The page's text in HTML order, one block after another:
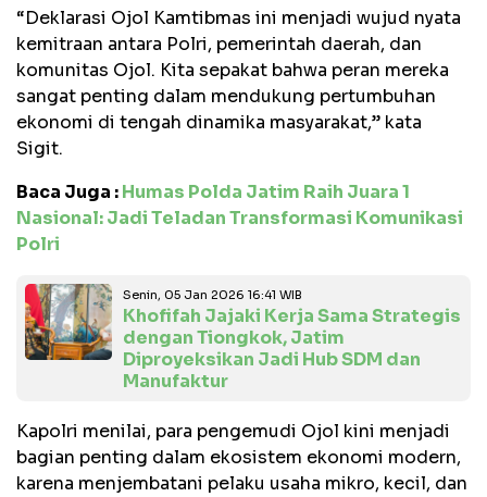
“Deklarasi Ojol Kamtibmas ini menjadi wujud nyata
kemitraan antara Polri, pemerintah daerah, dan
komunitas Ojol. Kita sepakat bahwa peran mereka
sangat penting dalam mendukung pertumbuhan
ekonomi di tengah dinamika masyarakat,” kata
Sigit.
Baca Juga :Humas Polda Jatim Raih Juara 1
Nasional: Jadi Teladan Transformasi Komunikasi
Polri
Senin, 05 Jan 2026 16:41 WIB
Khofifah Jajaki Kerja Sama Strategis
dengan Tiongkok, Jatim
Diproyeksikan Jadi Hub SDM dan
Manufaktur
Kapolri menilai, para pengemudi Ojol kini menjadi
bagian penting dalam ekosistem ekonomi modern,
karena menjembatani pelaku usaha mikro, kecil, dan